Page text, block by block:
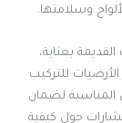
وسلامتها.
بعناية،
الأرضيات للتركيب
المناسبة لضمان
حول كيفية